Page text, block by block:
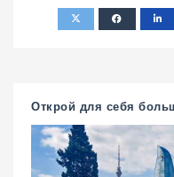
Открой для себя